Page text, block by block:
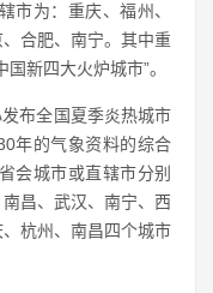
市为：重庆、福州、
合肥、南宁。其中重
新四大火炉城市”。
布全国夏季炎热城市
年的气象资料的综合
会城市或直辖市分别
昌、武汉、南宁、西
杭州、南昌四个城市